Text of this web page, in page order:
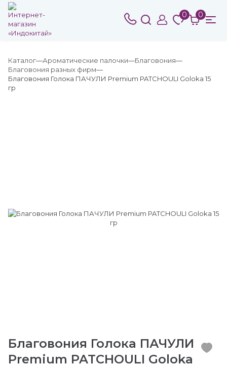
0 0
Каталог Ароматические палочки
Благовония
Благовония разных фирм
Благовония Голока ПАЧУЛИ Premium PATCHOULI Goloka 15
гр
Благовония Голока ПАЧУЛИ
Premium PATCHOULI Goloka